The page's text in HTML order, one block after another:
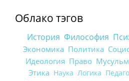
Облако тэгов
История Философия
Экономика Политика
Идеология Право
Этика Наука Логика